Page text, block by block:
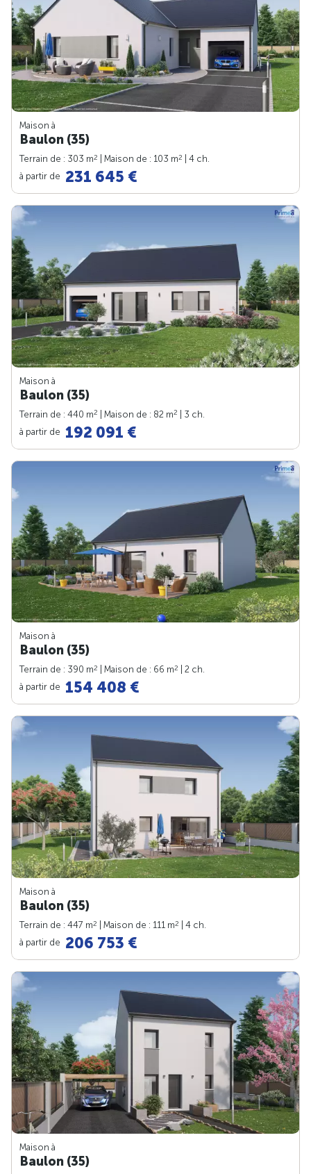
Maison à
Baulon (35)
Terrain de : 303 m2 | Maison de : 103 m2
| 4 ch.
à partir de 231 645 €
Maison à
Baulon (35)
Terrain de : 440 m2 | Maison de : 82 m2
| 3 ch.
à partir de 192 091 €
Maison à
Baulon (35)
Terrain de : 390 m2 | Maison de : 66 m2
| 2 ch.
à partir de 154 408 €
Maison à
Baulon (35)
Terrain de : 447 m2 | Maison de : 111 m2
| 4 ch.
à partir de 206 753 €
Maison à
Baulon (35)